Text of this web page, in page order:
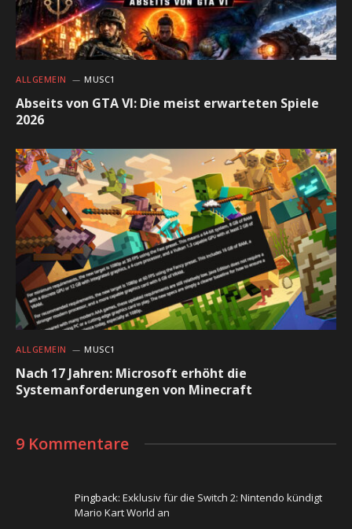
ALLGEMEIN MUSC1
Abseits von GTA VI: Die meist erwarteten Spiele
2026
ALLGEMEIN MUSC1
Nach 17 Jahren: Microsoft erhöht die
Systemanforderungen von Minecraft
9 Kommentare
Pingback: Exklusiv für die Switch 2: Nintendo kündigt
Mario Kart World an